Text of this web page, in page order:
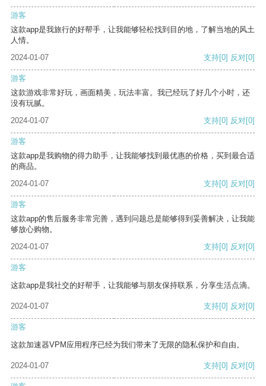
游客
这款app是我旅行的好帮手，让我能够轻松找到目的地，了解当地的风土
人情。
2024-01-07
支持[0] 反对[0]
游客
这款游戏非常好玩，画面精美，玩法丰富。我已经玩了好几个小时，还
没有玩腻。
2024-01-07
支持[0] 反对[0]
游客
这款app是我购物的得力助手，让我能够找到最优惠的价格，买到最合适
的商品。
2024-01-07
支持[0] 反对[0]
游客
这款app的售后服务非常完善，遇到问题总是能够得到妥善解决，让我能
够放心购物。
2024-01-07
支持[0] 反对[0]
游客
这款app是我社交的好帮手，让我能够与朋友保持联系，分享生活点滴。
2024-01-07 支持[0] 反对[0]
游客
这款加速器VPM应用程序已经为我们带来了无限的隐私保护和自由。
2024-01-07 支持[0] 反对[0]